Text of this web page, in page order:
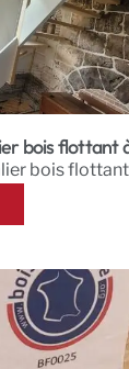
bois flottant
bois